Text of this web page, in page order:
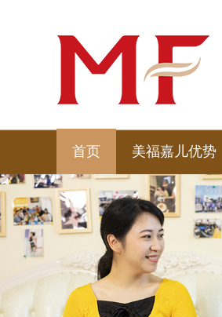
首页 美福嘉儿优势